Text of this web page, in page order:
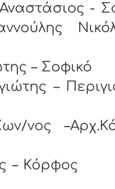
-
– Σοφικό
–
νος
–